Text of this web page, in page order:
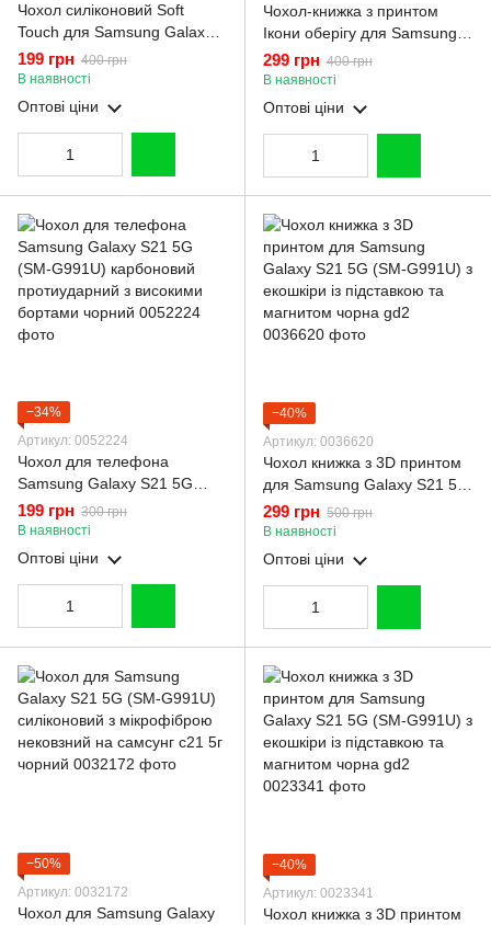
Чохол силіконовий Soft
Touch для Samsung Galaxy
S21 бордовий (Повний
захист камери)
199 грн 400 грн
В наявності
Оптові ціни
Чохол-книжка з принтом
Ікони оберігу для Samsung
Galaxy S21 5G (SM-G991U) з
підставкою на самсунг с21 5г
чорна gd1
299 грн 400 грн
В наявності
Оптові ціни
−34%
Артикул: 0052224
Чохол для телефона
Samsung Galaxy S21 5G
(SM-G991U) карбоновий
протиударний з високими
бортами чорний
199 грн 300 грн
В наявності
Оптові ціни
−40%
Артикул: 0036620
Чохол книжка з 3D принтом
для Samsung Galaxy S21 5G
(SM-G991U) з екошкіри із
підставкою та магнитом
чорна gd2
299 грн 500 грн
В наявності
Оптові ціни
−50%
Артикул: 0032172
Чохол для Samsung Galaxy
−40%
Артикул: 0023341
Чохол книжка з 3D принтом